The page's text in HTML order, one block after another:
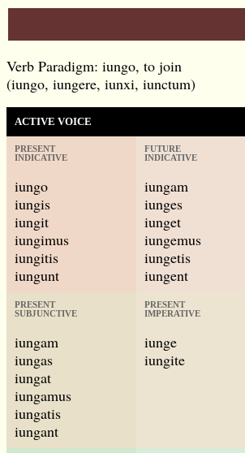
Verb Paradigm: iungo, to join
(iungo, iungere, iunxi, iunctum)
ACTIVE VOICE
PRESENT
INDICATIVE
iungo
iungis
iungit
iungimus
iungitis
iungunt
FUTURE
INDICATIVE
iungam
iunges
iunget
iungemus
iungetis
iungent
PRESENT
SUBJUNCTIVE
iungam
iungas
iungat
iungamus
iungatis
iungant
PRESENT
IMPERATIVE
iunge
iungite